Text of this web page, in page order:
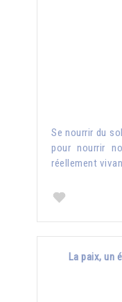
Se nourrir du
pour nourrir
réellement
La paix, un